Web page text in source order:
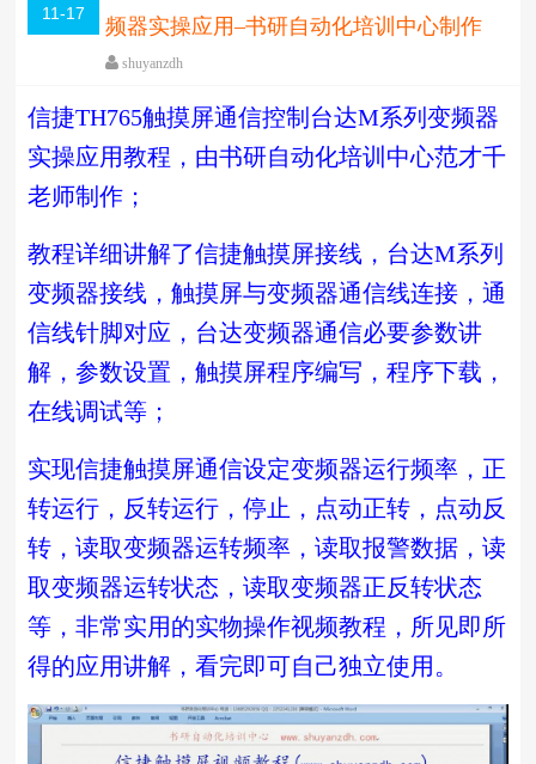
11-17
频器实操应用–书研自动化培训中心制作
shuyanzdh
屏,通信,高级教程
围观4081次
已关闭评论
编辑日期：
2018-05-11 字体：大 中 小
信捷TH765触摸屏通信控制台达M系列变频器
实操应用教程，由书研自动化培训中心范才千
老师制作；
教程详细讲解了信捷触摸屏接线，台达M系列
变频器接线，触摸屏与变频器通信线连接，通
信线针脚对应，台达变频器通信必要参数讲
解，参数设置，触摸屏程序编写，程序下载，
在线调试等；
实现信捷触摸屏通信设定变频器运行频率，正
转运行，反转运行，停止，点动正转，点动反
转，读取变频器运转频率，读取报警数据，读
取变频器运转状态，读取变频器正反转状态
等，非常实用的实物操作视频教程，所见即所
得的应用讲解，看完即可自己独立使用。